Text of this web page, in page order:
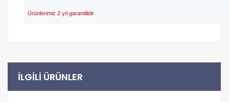
Ürünlerimiz 2 yıl garantilidir.
ILGILI ÜRÜNLER